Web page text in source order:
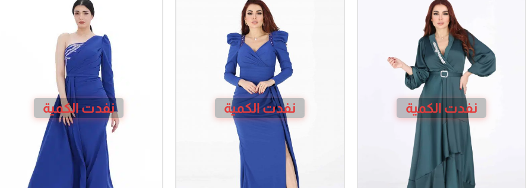
نفدت الكمية نفدت الكمية نفدت الكمية